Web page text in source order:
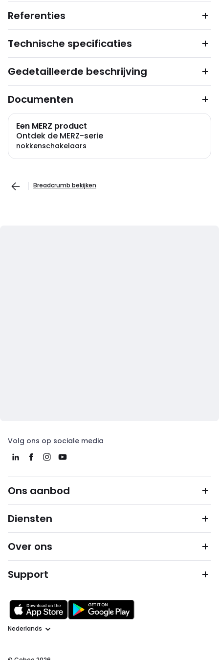
Referenties
Technische specificaties
Gedetailleerde beschrijving
Documenten
Een MERZ product
Ontdek de MERZ-serie
nokkenschakelaars
Breadcrumb bekijken
Volg ons op sociale media
Ons aanbod
Diensten
Over ons
Support
Taal